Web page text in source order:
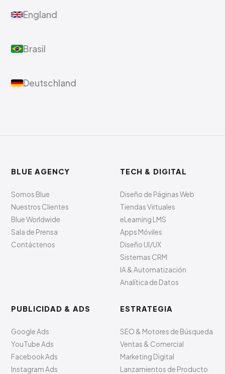
England
Brasil
Deutschland
BLUE AGENCY
Somos Blue
Nuestros Clientes
Blue Worldwide
Sala de Prensa
Contáctenos
TECH & DIGITAL
Diseño de Páginas Web
Tiendas Virtuales
eLearning LMS
Apps Móviles
Diseño UI/UX
Sistemas CRM
IA & Automatización
Analítica de Datos
PUBLICIDAD & ADS
Google Ads
YouTube Ads
Facebook Ads
Instagram Ads
ESTRATEGIA
SEO & Motores de Búsqueda
Ventas & Comercial
Marketing Digital
Lanzamientos de Producto